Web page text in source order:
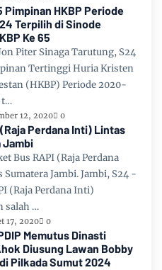
Pimpinan HKBP Periode
Terpilih di Sinode
Ke 65
Piter Sinaga Tarutung, S24
Tertinggi Huria Kristen
(HKBP) Periode 2020-
t…
12, 2020 0
Perdana Inti) Lintas
Jambi
Bus RAPI (Raja Perdana
Jambi. Jambi, S24 -
(Raja Perdana Inti)
salah …
17, 2020 0
Memutus Dinasti
Diusung Lawan Bobby
Pilkada Sumut 2024